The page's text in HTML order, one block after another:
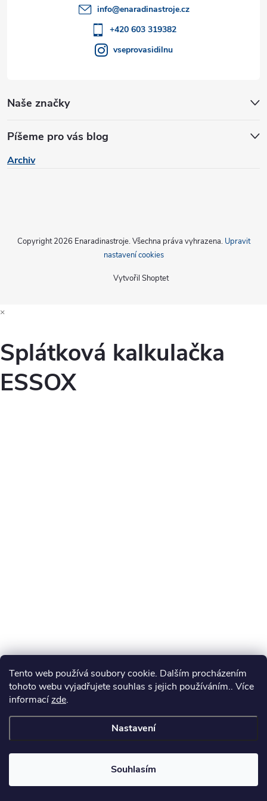
Tento web používá soubory cookie. Dalším procházením
tohoto webu vyjadřujete souhlas s jejich používáním.. Více
informacízde.
Nastavení
Souhlasím
i
s
u
Naše značky
Píšeme pro vás blog
Archiv
info@enaradinastroje.cz
+420 603 319382
vseprovasidilnu
Vytvořil Shoptet
Copyright 2026 Enaradinastroje. Všechna práva vyhrazena. Upravit
nastavení cookies
×
Splátková kalkulačka
ESSOX